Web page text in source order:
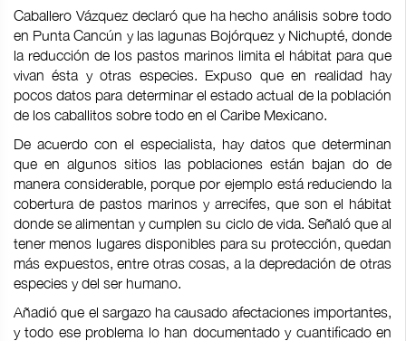
Caballero Vázquez declaró que ha hecho análisis sobre todo
en Punta Cancún y las lagunas Bojórquez y Nichupté, donde
la reducción de los pastos marinos limita el hábitat para que
vivan ésta y otras especies. Expuso que en realidad hay
pocos datos para determinar el estado actual de la población
de los caballitos sobre todo en el Caribe Mexicano.
De acuerdo con el especialista, hay datos que determinan
que en algunos sitios las poblaciones están bajan do de
manera considerable, porque por ejemplo está reduciendo la
cobertura de pastos marinos y arrecifes, que son el hábitat
donde se alimentan y cumplen su ciclo de vida. Señaló que al
tener menos lugares disponibles para su protección, quedan
más expuestos, entre otras cosas, a la depredación de otras
especies y del ser humano.
Añadió que el sargazo ha causado afectaciones importantes,
y todo ese problema lo han documentado y cuantificado en